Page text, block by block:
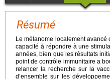
Résumé
Le mélanome localement
capacité à répondre à une
années, bien que les résultats
point de contrôle immunitaire a
relancer la recherche sur la
d’ensemble sur les